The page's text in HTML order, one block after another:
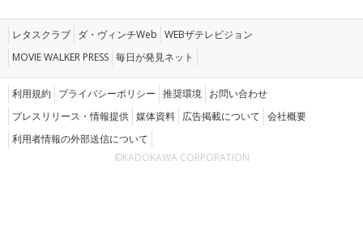
レタスクラブ ダ・ヴィンチWeb WEBザテレビジョン
MOVIE WALKER PRESS 毎日が発見ネット
利用規約 プライバシーポリシー 推奨環境 お問い合わせ
プレスリリース・情報提供 媒体資料 広告掲載について 会社概要
利用者情報の外部送信について
©KADOKAWA CORPORATION